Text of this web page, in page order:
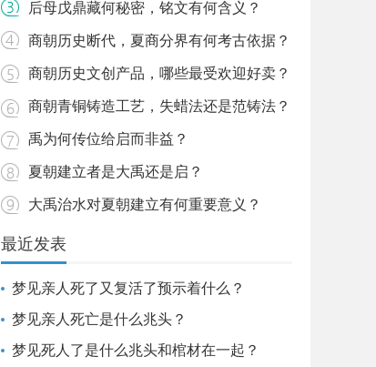
后母戊鼎藏何秘密，铭文有何含义？
商朝历史断代，夏商分界有何考古依据？
商朝历史文创产品，哪些最受欢迎好卖？
商朝青铜铸造工艺，失蜡法还是范铸法？
禹为何传位给启而非益？
夏朝建立者是大禹还是启？
大禹治水对夏朝建立有何重要意义？
最近发表
梦见亲人死了又复活了预示着什么？
梦见亲人死亡是什么兆头？
梦见死人了是什么兆头和棺材在一起？